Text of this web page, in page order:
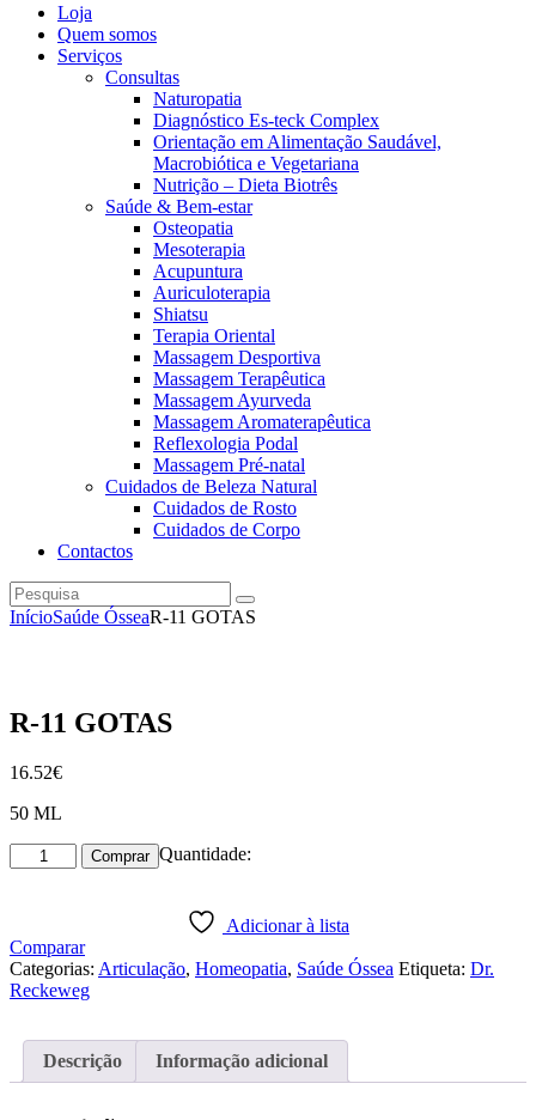
Loja
Quem somos
Serviços
Consultas
Naturopatia
Diagnóstico Es-teck Complex
Orientação em Alimentação Saudável,
Macrobiótica e Vegetariana
Nutrição – Dieta Biotrês
Saúde & Bem-estar
Osteopatia
Mesoterapia
Acupuntura
Auriculoterapia
Shiatsu
Terapia Oriental
Massagem Desportiva
Massagem Terapêutica
Massagem Ayurveda
Massagem Aromaterapêutica
Reflexologia Podal
Massagem Pré-natal
Cuidados de Beleza Natural
Cuidados de Rosto
Cuidados de Corpo
Contactos
Pesquisa
instagramm
facebook
InícioSaúde ÓsseaR-11 GOTAS
R-11 GOTAS
16.52€
50 ML
Quantidade:
Quantidade
de
GOTAS
Comprar
Adicionar à lista
Comparar
Categorias: Articulação, Homeopatia, Saúde Óssea Etiqueta: Dr.
Reckeweg
Descrição Informação adicional